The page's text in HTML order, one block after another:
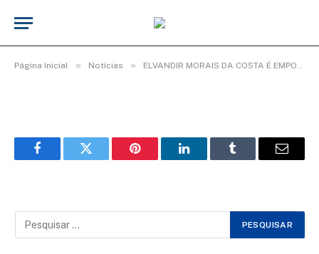
Página Inicial » Notícias » ELVANDIR MORAIS DA COSTA É EMPOSSADO VEREADOR DE CAPANEMA.
(6)
FacebookTwitter Pinterest LinkedInTumblr Email